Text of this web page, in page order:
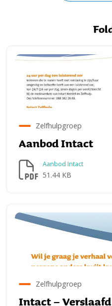
Zelfhulpgroep
Aanbod Intact
51.44 KB
Aanbod Intact
Zelfhulpgroep
Intact –